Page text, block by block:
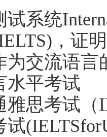
系统
，证
为交流语
水平考试
雅思考试（
试